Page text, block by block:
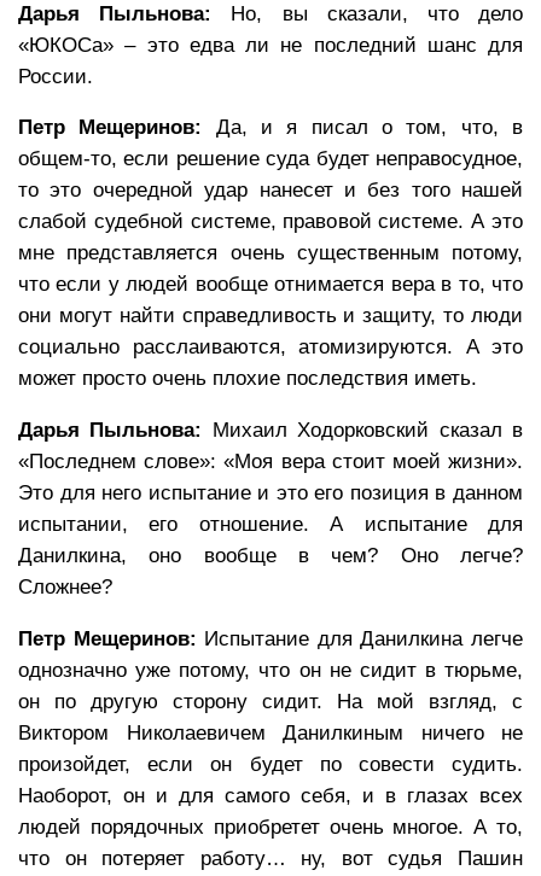
Дарья Пыльнова:
Но, вы сказали, что дело
«ЮКОСа» – это едва ли не последний шанс для
России.
Петр Мещеринов:
Да, и я писал о том, что, в
общем-то, если решение суда будет неправосудное,
то это очередной удар нанесет и без того нашей
слабой судебной системе, правовой системе. А это
мне представляется очень существенным потому,
что если у людей вообще отнимается вера в то, что
они могут найти справедливость и защиту, то люди
социально расслаиваются, атомизируются. А это
может просто очень плохие последствия иметь.
Дарья Пыльнова:
Михаил Ходорковский сказал в
«Последнем слове»: «Моя вера стоит моей жизни».
Это для него испытание и это его позиция в данном
испытании, его отношение. А испытание для
Данилкина, оно вообще в чем? Оно легче?
Сложнее?
Петр Мещеринов: Испытание для Данилкина легче
однозначно уже потому, что он не сидит в тюрьме,
он по другую сторону сидит. На мой взгляд, с
Виктором Николаевичем Данилкиным ничего не
произойдет, если он будет по совести судить.
Наоборот, он и для самого себя, и в глазах всех
людей порядочных приобретет очень многое. А то,
что он потеряет работу… ну, вот судья Пашин